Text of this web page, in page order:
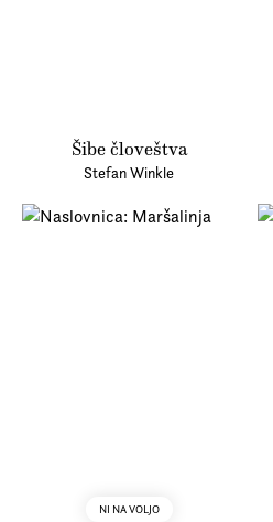
Šibe človeštva
Stefan Winkle
NI NA VOLJO